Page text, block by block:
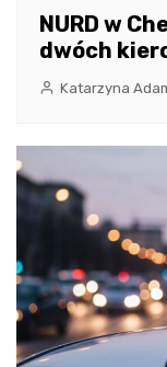
NURD w
dwóch
Katarzyna